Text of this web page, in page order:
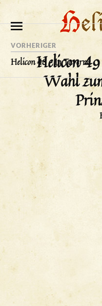
Helicon
Wahl
VORHERIGER
Helicon 48 – In Taverna